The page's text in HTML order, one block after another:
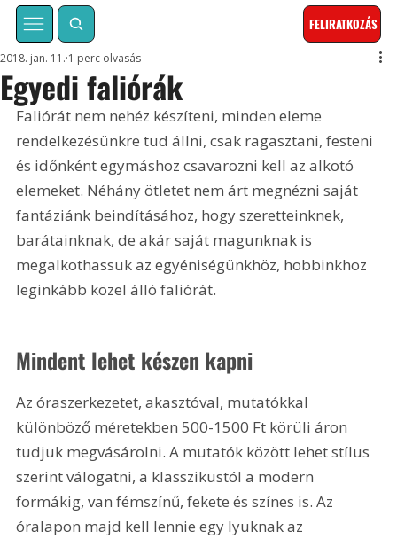
FELIRATKOZÁS
Egyedi faliórák
2018. jan. 11. 1 perc olvasás
Faliórát nem nehéz készíteni, minden eleme
rendelkezésünkre tud állni, csak ragasztani, festeni
és időnként egymáshoz csavarozni kell az alkotó
elemeket. Néhány ötletet nem árt megnézni saját
fantáziánk beindításához, hogy szeretteinknek,
barátainknak, de akár saját magunknak is
megalkothassuk az egyéniségünkhöz, hobbinkhoz
leginkább közel álló faliórát.
Mindent lehet készen kapni
Az óraszerkezetet, akasztóval, mutatókkal
különböző méretekben 500-1500 Ft körüli áron
tudjuk megvásárolni. A mutatók között lehet stílus
szerint válogatni, a klasszikustól a modern
formákig, van fémszínű, fekete és színes is. Az
óralapon majd kell lennie egy lyuknak az